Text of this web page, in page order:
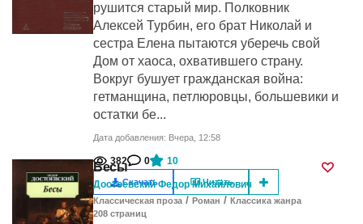
рушится старый мир. Полковник
Алексей Турбин, его брат Николай и
сестра Елена пытаются уберечь свой
Дом от хаоса, охватившего страну.
Вокруг бушует гражданская война:
гетманщина, петлюровцы, большевики и
остатки бе...
Дата добавления: Вчера, 12:58
382 0 10
Скачать Читать
Бесы
Достоевский Федор Михайлович
Классическая проза / Роман / Классика жанра
208 cтраниц